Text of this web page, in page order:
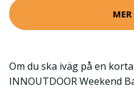
Om du ska iväg på en
INNOUTDOOR Weekend